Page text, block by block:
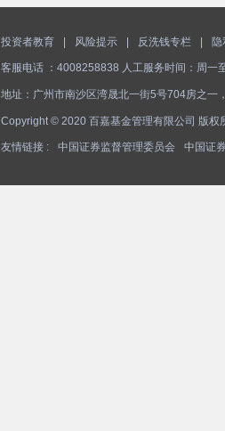
投资者教育 风险提示 反洗钱专栏
客服电话 ：4008258838 人工服务时间：周
地址：广州市南沙区湾晟北一街5号704房之
Copyright © 2020 百嘉基金管理有限公司 版权
友情链接 : 中国证券监督管理委员会 中国证